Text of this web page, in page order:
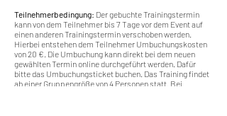
Teilnehmerbedingung: Der gebuchte Trainingstermin
kann von dem Teilnehmer bis 7 Tage vor dem Event auf
einen anderen Trainingstermin verschoben werden.
Hierbei entstehen dem Teilnehmer Umbuchungskosten
von 20 €. Die Umbuchung kann direkt bei dem neuen
gewählten Termin online durchgeführt werden. Dafür
bitte das Umbuchungsticket buchen. Das Training findet
ab einer Gruppengröße von 4 Personen statt. Bei